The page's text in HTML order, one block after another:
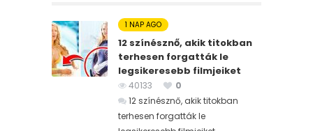
1 NAP AGO
12 színésznő, akik titokban
terhesen forgatták le
legsikeresebb filmjeiket
40133
0
12 színésznő, akik titokban
terhesen forgatták le